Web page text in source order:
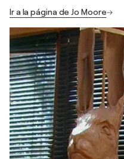
Ir a la página de Jo Moore